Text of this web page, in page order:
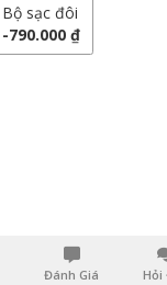
Bộ sạc đôi
-790.000 ₫
Đánh Giá Hỏi